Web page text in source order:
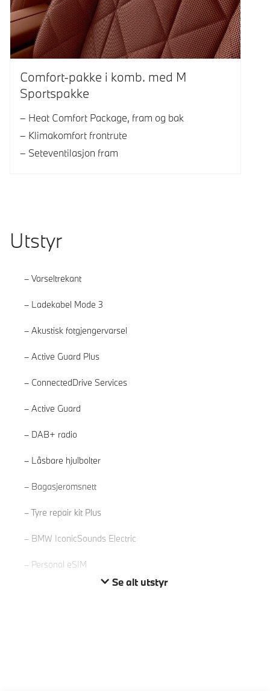
Comfort-pakke i komb. med M
Sportspakke
Heat Comfort Package, fram og bak
Klimakomfort frontrute
Seteventilasjon fram
Utstyr
Varseltrekant
Ladekabel Mode 3
Akustisk fotgjengervarsel
Active Guard Plus
ConnectedDrive Services
Active Guard
DAB+ radio
Låsbare hjulbolter
Bagasjeromsnett
Tyre repair kit Plus
BMW IconicSounds Electric
Personal eSIM
Se alt utstyr
Les mer